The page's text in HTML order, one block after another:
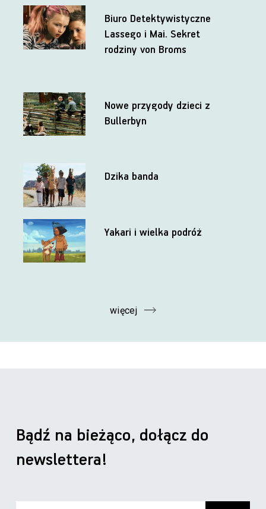
Biuro Detektywistyczne
Lassego i Mai. Sekret
rodziny von Broms
Nowe przygody dzieci z
Bullerbyn
Dzika banda
Yakari i wielka podróż
więcej
Bądź na bieżąco, dołącz do
newslettera!